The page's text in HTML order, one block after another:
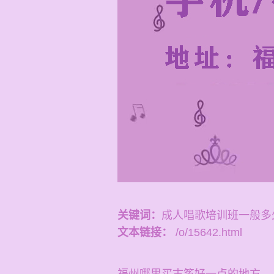
关键词： 成人唱歌培训班一般
文本链接：
/o/15642.html